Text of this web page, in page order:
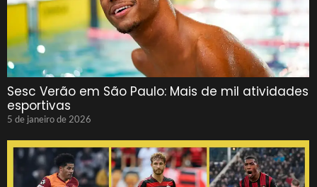
Sesc Verão em São Paulo: Mais de mil atividades
esportivas
5 de janeiro de 2026